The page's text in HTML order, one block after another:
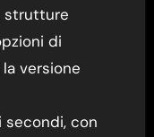
strutture
di
versione
secondi, con